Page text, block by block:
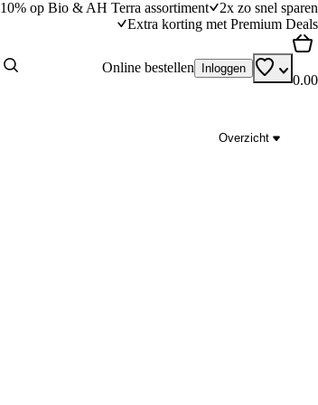
10% op Bio & AH Terra assortiment
2x zo snel sparen
Extra korting met Premium Deals
Online bestellen Inloggen
0.00
Overzicht